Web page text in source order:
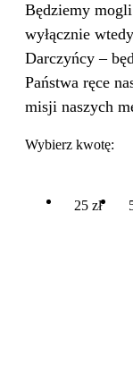
Będziemy
wyłącznie
Darczyńcy –
Państwa ręce
misji naszych
Wybierz kwotę:
25 zł